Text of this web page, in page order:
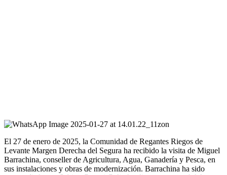
El 27 de enero de 2025, la Comunidad de Regantes Riegos de
Levante Margen Derecha del Segura ha recibido la visita de Miguel
Barrachina, conseller de Agricultura, Agua, Ganadería y Pesca, en
sus instalaciones y obras de modernización. Barrachina ha sido